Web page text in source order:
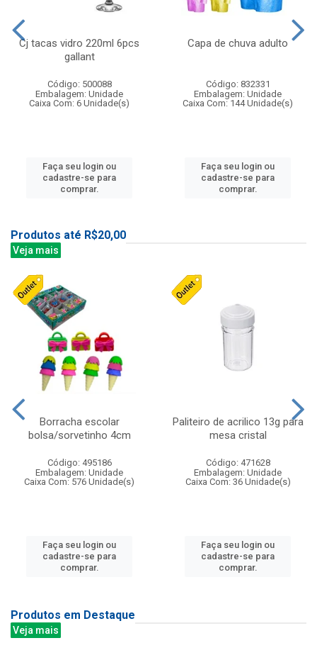
Cj tacas vidro 220ml 6pcs
gallant
Código: 500088
Embalagem: Unidade
Caixa Com: 6 Unidade(s)
Faça seu login ou
cadastre-se para
comprar.
Capa de chuva adulto
Código: 832331
Embalagem: Unidade
Caixa Com: 144 Unidade(s)
Faça seu login ou
cadastre-se para
comprar.
Produtos até R$20,00
Veja mais
Borracha escolar
bolsa/sorvetinho 4cm
Código: 495186
Embalagem: Unidade
Caixa Com: 576 Unidade(s)
Faça seu login ou
cadastre-se para
comprar.
Paliteiro de acrilico 13g para
mesa cristal
Código: 471628
Embalagem: Unidade
Caixa Com: 36 Unidade(s)
Faça seu login ou
cadastre-se para
comprar.
Produtos em Destaque
Veja mais